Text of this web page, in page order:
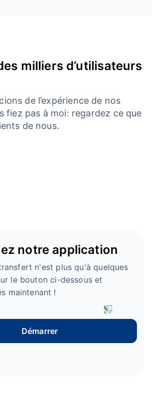
milliers d’utilisateurs
de l’expérience de nos
fiez pas à moi: regardez ce que
de nous.
notre application
n'est plus qu'à quelques
le bouton ci-dessous et
maintenant !
Démarrer